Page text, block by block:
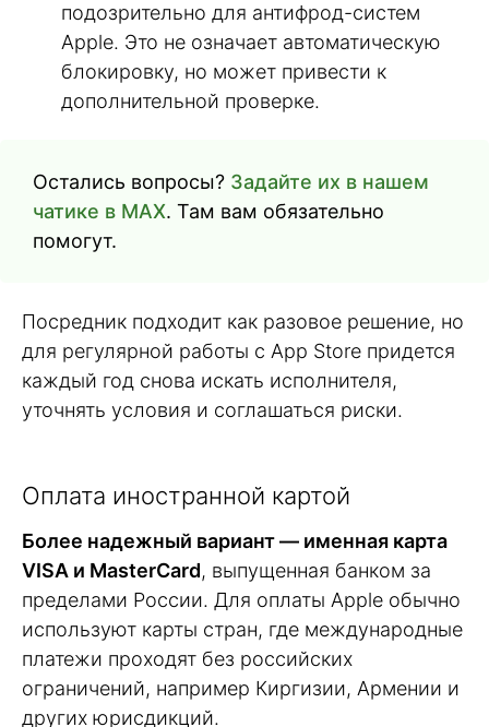
подозрительно для антифрод-систем
Apple. Это не означает автоматическую
блокировку, но может привести к
дополнительной проверке.
Остались вопросы? Задайте их в нашем
чатике в MAX. Там вам обязательно
помогут.
Посредник подходит как разовое решение, но
для регулярной работы с App Store придется
каждый год снова искать исполнителя,
уточнять условия и соглашаться риски.
Оплата иностранной картой
Более надежный вариант — именная карта
VISA и MasterCard, выпущенная банком за
пределами России. Для оплаты Apple обычно
используют карты стран, где международные
платежи проходят без российских
ограничений, например Киргизии, Армении и
других юрисдикций.